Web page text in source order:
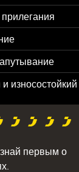
прилегания
износостойкий
первым о